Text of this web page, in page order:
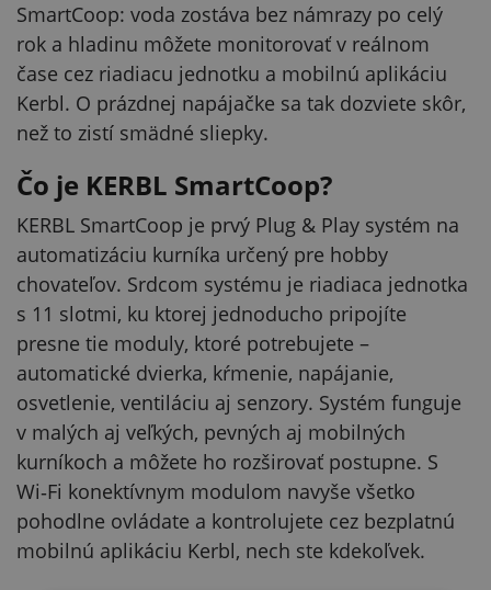
SmartCoop: voda zostáva bez námrazy po celý
rok a hladinu môžete monitorovať v reálnom
čase cez riadiacu jednotku a mobilnú aplikáciu
Kerbl. O prázdnej napájačke sa tak dozviete skôr,
než to zistí smädné sliepky.
Čo je KERBL SmartCoop?
KERBL SmartCoop je prvý Plug & Play systém na
automatizáciu kurníka určený pre hobby
chovateľov. Srdcom systému je riadiaca jednotka
s 11 slotmi, ku ktorej jednoducho pripojíte
presne tie moduly, ktoré potrebujete –
automatické dvierka, kŕmenie, napájanie,
osvetlenie, ventiláciu aj senzory. Systém funguje
v malých aj veľkých, pevných aj mobilných
kurníkoch a môžete ho rozširovať postupne. S
Wi‑Fi konektívnym modulom navyše všetko
pohodlne ovládate a kontrolujete cez bezplatnú
mobilnú aplikáciu Kerbl, nech ste kdekoľvek.